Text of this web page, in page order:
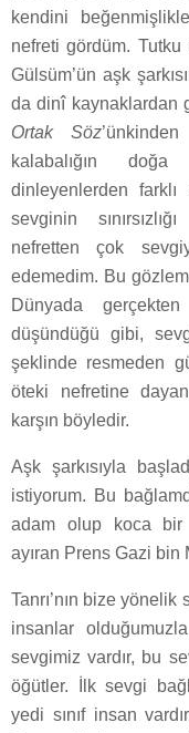
kendini
nefreti gördüm. Tutku
Gülsüm’ün aşk
da dinî kaynaklardan
Ortak Söz
kalabalığın doğa
dinleyenlerden farklı
sevginin
nefretten çok
edemedim. Bu
Dünyada
düşündüğü gibi,
şeklinde resmeden
öteki nefretine
karşın böyledir.
Aşk şarkısıyla
istiyorum. Bu
adam olup koca bir
ayıran Prens Gazi bin
Tanrı’nın bize
insanlar
sevgimiz vardır, bu
öğütler. İlk sevgi
yedi sınıf insan